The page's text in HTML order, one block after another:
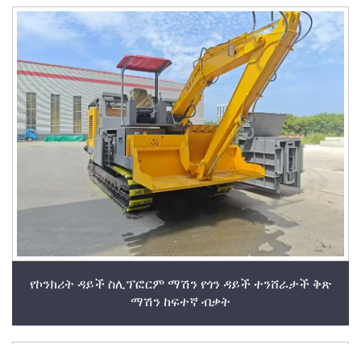
የኮንክሪት ዳይች ስሊፕፎርም ማሽን የጎን ዳይች ተንሸራታች ቅጽ
ማሽን ከፍተኛ ብቃት